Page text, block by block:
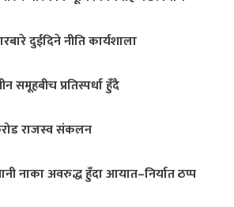
दुईदिने नीति कार्यशाला
समूहबीच प्रतिस्पर्धा हुँदै
राजस्व संकलन
नाका अवरुद्ध हुँदा आयात–निर्यात ठप्प